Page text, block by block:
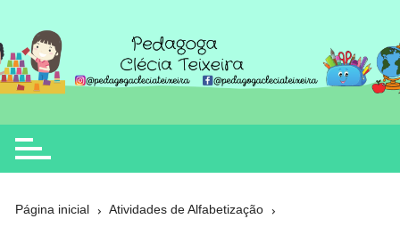
o
conteúdo
Clécia Teixeira
educação
Página inicial Atividades de Alfabetização